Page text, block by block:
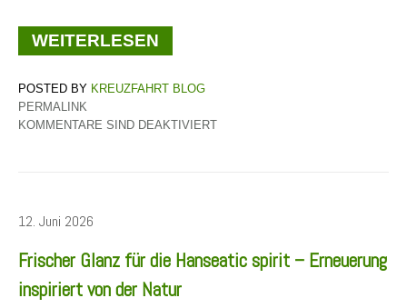
WEITERLESEN
KREUZFAHRT BLOG
PERMALINK
KOMMENTARE SIND DEAKTIVIERT
12. Juni 2026
Frischer Glanz für die Hanseatic spirit – Erneuerung
inspiriert von der Natur